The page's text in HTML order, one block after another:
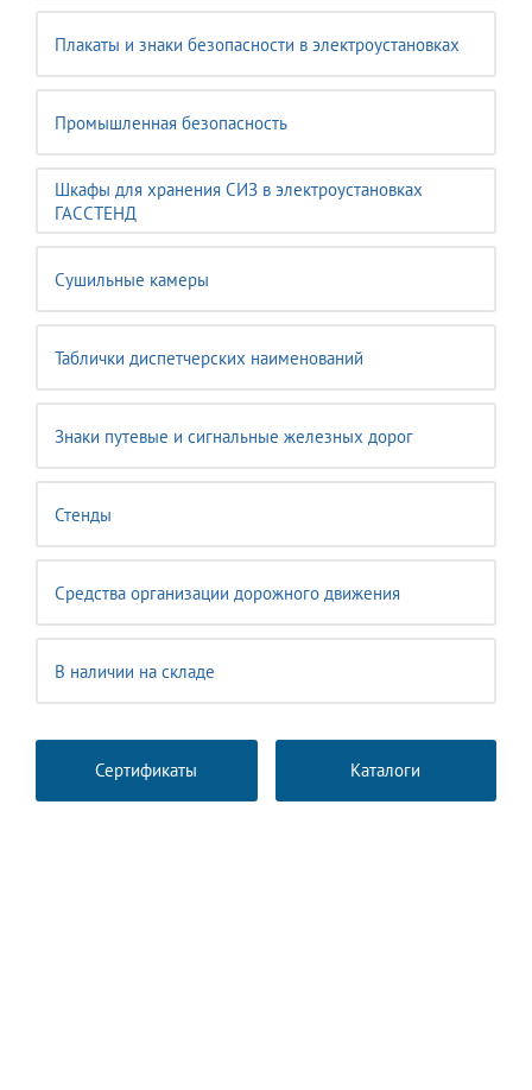
Плакаты и знаки безопасности в электроустановках
Промышленная безопасность
Шкафы для хранения СИЗ в электроустановках
ГАССТЕНД
Сушильные камеры
Таблички диспетчерских наименований
Знаки путевые и сигнальные железных дорог
Стенды
Средства организации дорожного движения
В наличии на складе
Сертификаты Каталоги